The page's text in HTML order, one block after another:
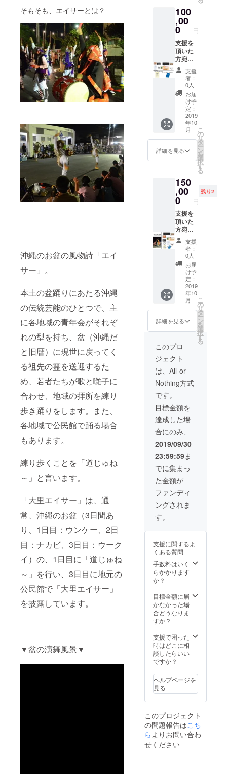
そもそも、エイサーとは？
沖縄のお盆の風物詩「エイ
サー」。
本土の盆踊りにあたる沖縄
の伝統芸能のひとつで、主
に各地域の青年会がそれぞ
れの型を持ち、盆（沖縄だ
と旧暦）に現世に戻ってく
る祖先の霊を送迎するた
め、若者たちが歌と囃子に
合わせ、地域の拝所を練り
歩き踊りをします。また、
各地域で公民館で踊る場合
もあります。
練り歩くことを「道じゅね
～」と言います。
「大里エイサー」は、通
常、沖縄のお盆（3日間あ
り、1日目：ウンケー、2日
目：ナカビ、3日目：ウーク
イ）の、1日目に「道じゅね
～」を行い、3日目に地元の
公民館で「大里エイサー」
を披露しています。
▼盆の演舞風景▼
M,L,XL
※ご支援
の際
に、ご
希望のT
シャツ
カ
ラー・
サイズ
を備考
欄にご
記入く
ださい
このプ
ロジェ
クトを
作成し
たPR映
像DVD1
枚 大里
青年会
オリジ
ナルT
シャツ2
ラー：
ホワイ
ト、ブ
ラッ
ク サ
の際
に、ご
希望のT
カ
ラー・
サイズ
を備考
欄にご
記入く
ださい
「パー
ラン
クー
（手持
ち太
鼓）一
式」を
す☆
覇に工
房を構
える
「ニャ
ン山」
のシー
サー職
人：上
原 新
吾 氏
のオリ
ジナル
シー
サー ※
写真は
あくま
でイ
メージ
ロジェ
クトを
通して
作成し
たPR映
像DVD1
枚 大里
青年会
オリジ
ナルT
シャツ2
ラー：
ホワイ
ト、ブ
ラッ
ク サ
イズ：
※ご支援
の際
希望のT
シャツ
ラー・
欄にご
記入く
ださい
「パー
ラン
（手持
ち太
鼓）一
式」を
リター
ンしま
す☆ 糸
歴史を
知るこ
とが出
来る1冊
です♪
を記入
※支援
時、必
ず備考
欄にご
希望の
お名前
をご記
入くだ
さい。
大里エ
イサー
40周年
記念オ
リジナ
ルタオ
ル１枚
大里青
年会出
房を構
える
「ニャ
ン山」
のシー
サー職
人：上
原 新
吾 氏
のオリ
ジナル
シー
サー ※
写真は
あくま
でイ
メージ
となり
ます。
ロジェ
クトを
通して
作成し
たPR映
像DVD1
オリジ
ナルT
シャツ2
枚 ＊カ
ラー：
ホワイ
ト、ブ
ラッ
ク サ
イズ：
M,L,XL
※ご支援
の際
シャツ
ラー・
サイズ
を備考
欄にご
「パー
ラン
クー
鼓）一
式」を
リター
ンしま
満市字
大里の
歴史を
知るこ
来る1冊
です♪
リリコ
イバ
ター
100
,00
0 円
支援を
頂いた
方宛に↓
祭り当
日の勇
壮な演
舞時の
写真を
添付し
てお礼
メール
PR映像
DVDの
最後の
エンド
を記入
※支援
時、必
ず備考
欄にご
希望の
お名前
をご記
入くだ
さい。
大里エ
イサー
40周年
記念オ
リジナ
ルタオ
ル１枚
大里青
年会出
覇に工
房を構
える
「ニャ
ン山」
のシー
原 新
吾 氏
のオリ
ジナル
シー
サー ※
写真は
あくま
でイ
メージ
となり
ます。
このプ
通して
たPR映
像DVD1
枚 大里
青年会
シャツ2
枚 ＊カ
ラー：
ラッ
ク サ
イズ：
M,L,XL
の際
に、ご
希望のT
シャツ
ラー・
サイズ
を備考
欄にご
記入く
支援
者：
0人
お届
け予
定：
2019
年10
月
詳細を見る
こ
の
リ
タ
ー
ン
を
選
択
す
る
150
,00
0 円
残り2
支援を
頂いた
方宛に↓
祭り当
日の勇
壮な演
舞時の
写真を
添付し
てお礼
メール
PR映像
DVDの
最後の
エンド
に氏名
を記入
※支援
時、必
ず備考
欄にご
をご記
入くだ
さい。
大里エ
イサー
40周年
記念オ
リジナ
ルタオ
ル１枚
大里青
年会出
身で那
える
ン山」
のシー
サー職
人：上
のオリ
ジナル
シー
あくま
でイ
メージ
となり
このプ
ロジェ
クトを
通して
たPR映
像DVD1
枚 大里
青年会
オリジ
支援
者：
0人
お届
け予
定：
2019
年10
月
詳細を見る
こ
の
リ
タ
ー
ン
を
選
択
す
る
このプロ
ジェクト
は、All-or-
Nothing方式
です。
目標金額を
達成した場
合にのみ、
2019/09/30
23:59:59ま
でに集まっ
た金額が
ファンディ
ングされま
す。
支援に関するよ
くある質問
手数料はいく
らかかります
か？
目標金額に届
かなかった場
合どうなりま
すか？
支援で困った
時はどこに相
談したらいい
ですか？
ヘルプページを
見る
このプロジェクト
の問題報告はこち
らよりお問い合わ
せください